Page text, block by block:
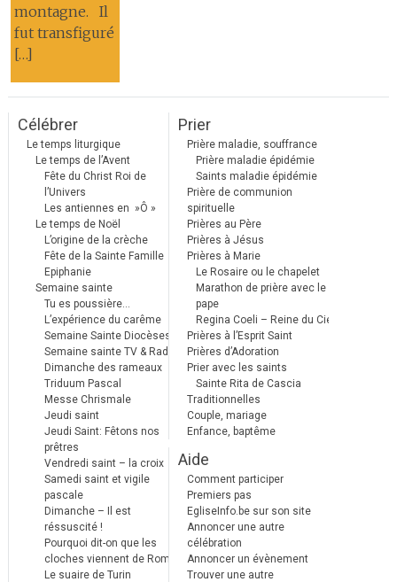
montagne. Il
fut transfiguré
[…]
Célébrer
Le temps liturgique
Le temps de l’Avent
Fête du Christ Roi de
l’Univers
Les antiennes en »Ô »
Le temps de Noël
L’origine de la crèche
Fête de la Sainte Famille
Epiphanie
Semaine sainte
Tu es poussière…
L’expérience du carême
Semaine Sainte Diocèses
Semaine sainte TV & Radio
Dimanche des rameaux
Triduum Pascal
Messe Chrismale
Jeudi saint
Jeudi Saint: Fêtons nos
prêtres
Vendredi saint – la croix
Samedi saint et vigile
pascale
Dimanche – Il est
réssuscité !
Pourquoi dit-on que les
cloches viennent de Rome ?
Le suaire de Turin
Prier
Prière maladie, souffrance
Prière maladie épidémie
Saints maladie épidémie
Prière de communion
spirituelle
Prières au Père
Prières à Jésus
Prières à Marie
Le Rosaire ou le chapelet
Marathon de prière avec le
pape
Regina Coeli – Reine du Ciel
Prières à l’Esprit Saint
Prières d’Adoration
Prier avec les saints
Sainte Rita de Cascia
Traditionnelles
Couple, mariage
Enfance, baptême
Aide
Comment participer
Premiers pas
EgliseInfo.be sur son site
Annoncer une autre
célébration
Annoncer un évènement
Trouver une autre